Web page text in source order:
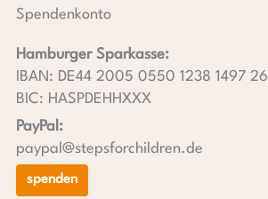
Spendenkonto
Hamburger Sparkasse:
IBAN: DE44 2005 0550 1238 1497 26
BIC: HASPDEHHXXX
PayPal:
paypal@stepsforchildren.de
spenden